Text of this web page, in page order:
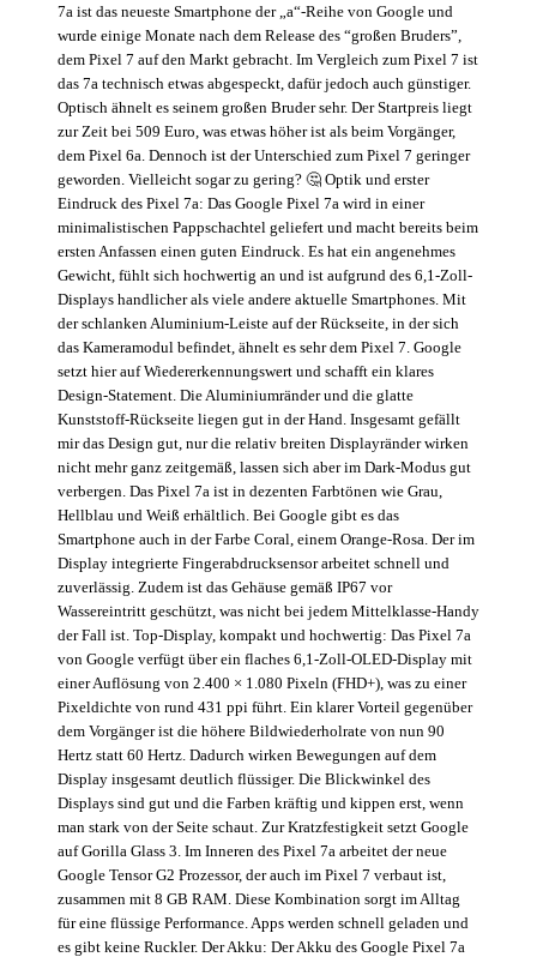
7a ist das neueste Smartphone der „a“-Reihe von Google und
wurde einige Monate nach dem Release des “großen Bruders”,
dem Pixel 7 auf den Markt gebracht. Im Vergleich zum Pixel 7 ist
das 7a technisch etwas abgespeckt, dafür jedoch auch günstiger.
Optisch ähnelt es seinem großen Bruder sehr. Der Startpreis liegt
zur Zeit bei 509 Euro, was etwas höher ist als beim Vorgänger,
dem Pixel 6a. Dennoch ist der Unterschied zum Pixel 7 geringer
geworden. Vielleicht sogar zu gering? 🤔 Optik und erster
Eindruck des Pixel 7a: Das Google Pixel 7a wird in einer
minimalistischen Pappschachtel geliefert und macht bereits beim
ersten Anfassen einen guten Eindruck. Es hat ein angenehmes
Gewicht, fühlt sich hochwertig an und ist aufgrund des 6,1-Zoll-
Displays handlicher als viele andere aktuelle Smartphones. Mit
der schlanken Aluminium-Leiste auf der Rückseite, in der sich
das Kameramodul befindet, ähnelt es sehr dem Pixel 7. Google
setzt hier auf Wiedererkennungswert und schafft ein klares
Design-Statement. Die Aluminiumränder und die glatte
Kunststoff-Rückseite liegen gut in der Hand. Insgesamt gefällt
mir das Design gut, nur die relativ breiten Displayränder wirken
nicht mehr ganz zeitgemäß, lassen sich aber im Dark-Modus gut
verbergen. Das Pixel 7a ist in dezenten Farbtönen wie Grau,
Hellblau und Weiß erhältlich. Bei Google gibt es das
Smartphone auch in der Farbe Coral, einem Orange-Rosa. Der im
Display integrierte Fingerabdrucksensor arbeitet schnell und
zuverlässig. Zudem ist das Gehäuse gemäß IP67 vor
Wassereintritt geschützt, was nicht bei jedem Mittelklasse-Handy
der Fall ist. Top-Display, kompakt und hochwertig: Das Pixel 7a
von Google verfügt über ein flaches 6,1-Zoll-OLED-Display mit
einer Auflösung von 2.400 × 1.080 Pixeln (FHD+), was zu einer
Pixeldichte von rund 431 ppi führt. Ein klarer Vorteil gegenüber
dem Vorgänger ist die höhere Bildwiederholrate von nun 90
Hertz statt 60 Hertz. Dadurch wirken Bewegungen auf dem
Display insgesamt deutlich flüssiger. Die Blickwinkel des
Displays sind gut und die Farben kräftig und kippen erst, wenn
man stark von der Seite schaut. Zur Kratzfestigkeit setzt Google
auf Gorilla Glass 3. Im Inneren des Pixel 7a arbeitet der neue
Google Tensor G2 Prozessor, der auch im Pixel 7 verbaut ist,
zusammen mit 8 GB RAM. Diese Kombination sorgt im Alltag
für eine flüssige Performance. Apps werden schnell geladen und
es gibt keine Ruckler. Der Akku: Der Akku des Google Pixel 7a